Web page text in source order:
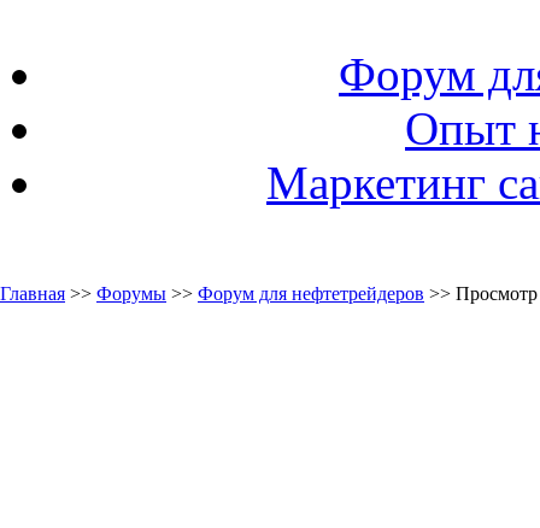
Форум
Опыт
Маркетинг
Главная >> Форумы >> Форум для нефтетрейдеров >>